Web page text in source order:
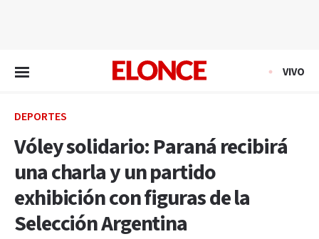
VIVO
DEPORTES
Vóley solidario: Paraná recibirá
una charla y un partido
exhibición con figuras de la
Selección Argentina